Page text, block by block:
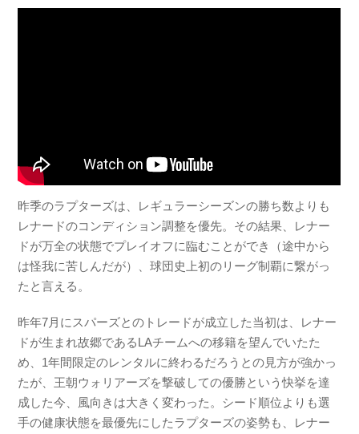
昨季のラプターズは、レギュラーシーズンの勝ち数よりも
レナードのコンディション調整を優先。その結果、レナー
ドが万全の状態でプレイオフに臨むことができ（途中から
は怪我に苦しんだが）、球団史上初のリーグ制覇に繋がっ
たと言える。
昨年7月にスパーズとのトレードが成立した当初は、レナー
ドが生まれ故郷であるLAチームへの移籍を望んでいたた
め、1年間限定のレンタルに終わるだろうとの見方が強かっ
たが、王朝ウォリアーズを撃破しての優勝という快挙を達
成した今、風向きは大きく変わった。シード順位よりも選
手の健康状態を最優先にしたラプターズの姿勢も、レナー